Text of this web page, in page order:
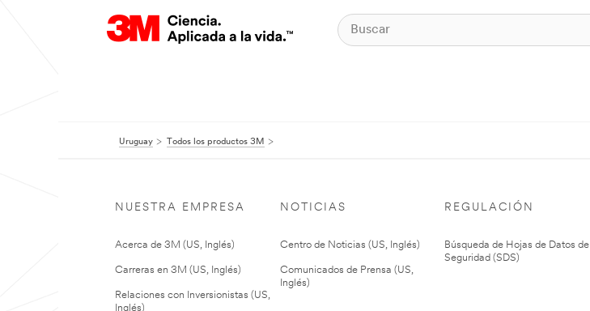
Uruguay Todos los productos 3M
NUESTRA EMPRESA
Acerca de 3M (US, Inglés)
Carreras en 3M (US, Inglés)
Relaciones con Inversionistas (US,
Inglés)
NOTICIAS
Centro de Noticias (US, Inglés)
Comunicados de Prensa (US,
Inglés)
REGULACIÓN
Búsqueda de Hojas de Datos de
Seguridad (SDS)